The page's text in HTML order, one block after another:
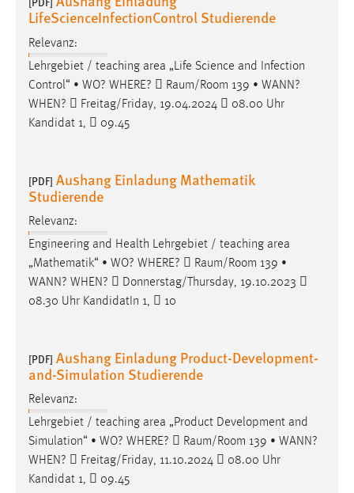
LifeScienceInfectionControl Studierende
Relevanz:
Lehrgebiet / teaching area „Life Science and Infection
Control“ • WO? WHERE?  Raum/Room 139 • WANN?
WHEN?  Freitag/Friday, 19.04.2024  08.00 Uhr
Kandidat 1,  09.45
[PDF] Aushang Einladung Mathematik
Studierende
Relevanz:
Engineering and Health Lehrgebiet / teaching area
„Mathematik“ • WO? WHERE?  Raum/Room 139 •
WANN? WHEN?  Donnerstag/Thursday, 19.10.2023 
08.30 Uhr KandidatIn 1,  10
[PDF] Aushang Einladung Product-Development-
and-Simulation Studierende
Relevanz:
Lehrgebiet / teaching area „Product Development and
Simulation“ • WO? WHERE?  Raum/Room 139 • WANN?
WHEN?  Freitag/Friday, 11.10.2024  08.00 Uhr
Kandidat 1,  09.45
Conversion-Tracking
Cookie Laufzeit:
3 Monate
Facebook Pixel
Anbieter:
Facebook
Conversion-Tracking
Cookie Laufzeit:
3 Monate
EXTERNE MEDIEN
Plattformen anzeigen zu können, werden von diesen
externen Medien Cookies gesetzt.
YouTube